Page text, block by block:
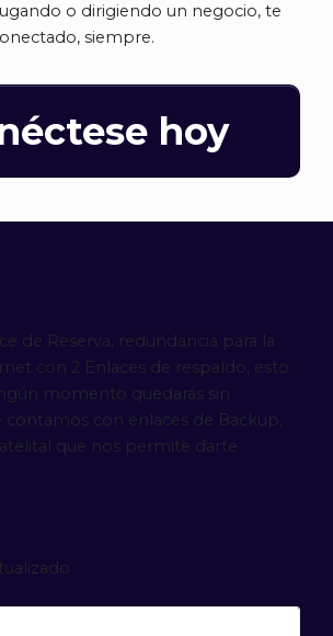
o dirigiendo un negocio, te
siempre.
hoy
de Reserva, redundancia para la
con 2 Enlaces de respaldo, esto
momento quedarás sin
contamos con enlaces de Backup,
que nos permite darte